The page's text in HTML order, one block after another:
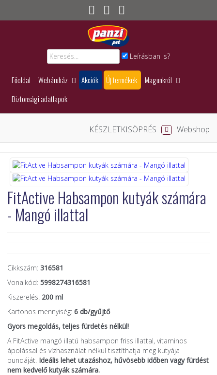
Leírásban is?
Főoldal Webáruház Akciók Új termékek
Magunkról
Biztonsági adatlapok
Webshop
KÉSZLETKISÖPRÉS
FitActive Habsampon kutyák számára
- Mangó illattal
Cikkszám: 316581
Vonalkód: 5998274316581
Kiszerelés: 200 ml
Kartonos mennyiség: 6 db/gyűjtő
Gyors megoldás, teljes fürdetés nélkül!
A FitActive mangó illatú habsampon friss illattal, vitaminos
ápolással és vízhasználat nélkül tisztíthatja meg kutyája
bundáját. Ideális lehet utazáshoz, hűvösebb időben vagy fürdést
nem kedvelő kutyák számára.